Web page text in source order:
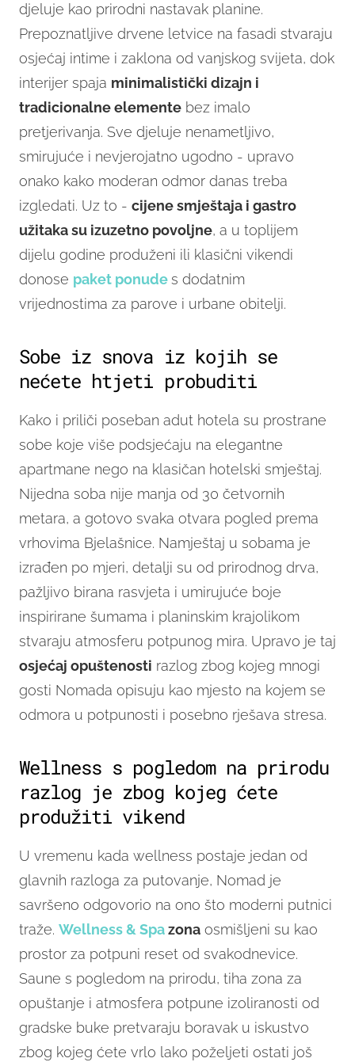
djeluje kao prirodni nastavak planine.
Prepoznatljive drvene letvice na fasadi stvaraju
osjećaj intime i zaklona od vanjskog svijeta, dok
interijer spaja minimalistički dizajn i
tradicionalne elemente bez imalo
pretjerivanja. Sve djeluje nenametljivo,
smirujuće i nevjerojatno ugodno - upravo
onako kako moderan odmor danas treba
izgledati. Uz to - cijene smještaja i gastro
užitaka su izuzetno povoljne, a u toplijem
dijelu godine produženi ili klasični vikendi
donose paket ponudes dodatnim
vrijednostima za parove i urbane obitelji.
Sobe iz snova iz kojih se
nećete htjeti probuditi
Kako i priliči poseban adut hotela su prostrane
sobe koje više podsjećaju na elegantne
apartmane nego na klasičan hotelski smještaj.
Nijedna soba nije manja od 30 četvornih
metara, a gotovo svaka otvara pogled prema
vrhovima Bjelašnice. Namještaj u sobama je
izrađen po mjeri, detalji su od prirodnog drva,
pažljivo birana rasvjeta i umirujuće boje
inspirirane šumama i planinskim krajolikom
stvaraju atmosferu potpunog mira. Upravo je taj
osjećaj opuštenosti razlog zbog kojeg mnogi
gosti Nomada opisuju kao mjesto na kojem se
odmora u potpunosti i posebno rješava stresa.
Wellness s pogledom na prirodu
razlog je zbog kojeg ćete
produžiti vikend
U vremenu kada wellness postaje jedan od
glavnih razloga za putovanje, Nomad je
savršeno odgovorio na ono što moderni putnici
traže. Wellness & Spazona osmišljeni su kao
prostor za potpuni reset od svakodnevice.
Saune s pogledom na prirodu, tiha zona za
opuštanje i atmosfera potpune izoliranosti od
gradske buke pretvaraju boravak u iskustvo
zbog kojeg ćete vrlo lako poželjeti ostati još